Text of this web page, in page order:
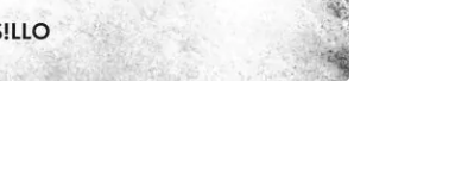
los dueños del mundo. Ese es el universo que rememora